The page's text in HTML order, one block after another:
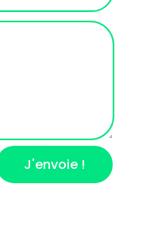
J'envoie !